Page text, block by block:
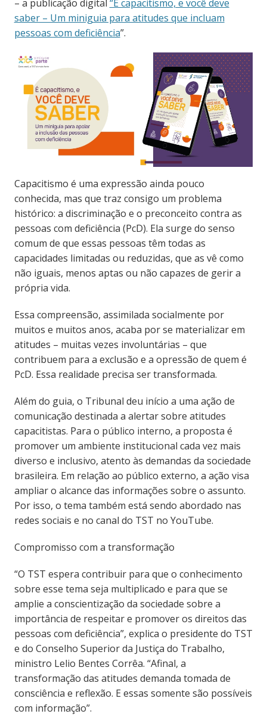
– a publicação digital “É capacitismo, e você deve
saber – Um miniguia para atitudes que incluam
pessoas com deficiência”.
Capacitismo é uma expressão ainda pouco
conhecida, mas que traz consigo um problema
histórico: a discriminação e o preconceito contra as
pessoas com deficiência (PcD). Ela surge do senso
comum de que essas pessoas têm todas as
capacidades limitadas ou reduzidas, que as vê como
não iguais, menos aptas ou não capazes de gerir a
própria vida.
Essa compreensão, assimilada socialmente por
muitos e muitos anos, acaba por se materializar em
atitudes – muitas vezes involuntárias – que
contribuem para a exclusão e a opressão de quem é
PcD. Essa realidade precisa ser transformada.
Além do guia, o Tribunal deu início a uma ação de
comunicação destinada a alertar sobre atitudes
capacitistas. Para o público interno, a proposta é
promover um ambiente institucional cada vez mais
diverso e inclusivo, atento às demandas da sociedade
brasileira. Em relação ao público externo, a ação visa
ampliar o alcance das informações sobre o assunto.
Por isso, o tema também está sendo abordado nas
redes sociais e no canal do TST no YouTube.
Compromisso com a transformação
“O TST espera contribuir para que o conhecimento
sobre esse tema seja multiplicado e para que se
amplie a conscientização da sociedade sobre a
importância de respeitar e promover os direitos das
pessoas com deficiência”, explica o presidente do TST
e do Conselho Superior da Justiça do Trabalho,
ministro Lelio Bentes Corrêa. “Afinal, a
transformação das atitudes demanda tomada de
consciência e reflexão. E essas somente são possíveis
com informação”.